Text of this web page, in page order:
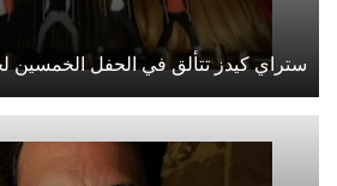
ستراي كيدز تتألق في الحفل الخمسين